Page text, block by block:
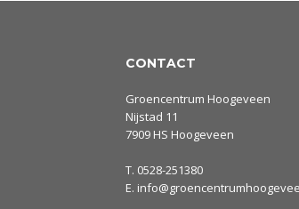
CONTACT
Groencentrum Hoogeveen
Nijstad 11
7909 HS Hoogeveen
T. 0528-251380
E.